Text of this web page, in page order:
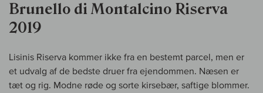
Brunello di Montalcino Riserva
2019
Lisinis Riserva kommer ikke fra en bestemt parcel, men er
et udvalg af de bedste druer fra ejendommen. Næsen er
tæt og rig. Modne røde og sorte kirsebær, saftige blommer.